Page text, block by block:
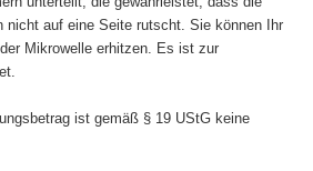
nicht auf eine Seite rutscht. Sie können Ihr
Mikrowelle erhitzen. Es ist zur
ist gemäß § 19 UStG keine